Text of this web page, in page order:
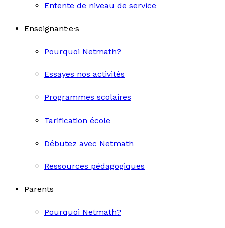
Entente de niveau de service
Enseignant·e·s
Pourquoi Netmath?
Essayes nos activités
Programmes scolaires
Tarification école
Débutez avec Netmath
Ressources pédagogiques
Parents
Pourquoi Netmath?